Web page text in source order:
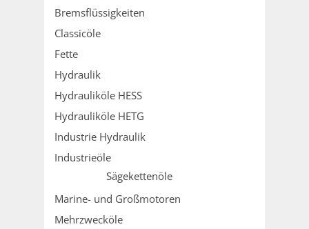
Bremsflüssigkeiten
Classicöle
Fette
Hydraulik
Hydrauliköle HESS
Hydrauliköle HETG
Industrie Hydraulik
Industrieöle
Sägekettenöle
Marine- und Großmotoren
Mehrzwecköle